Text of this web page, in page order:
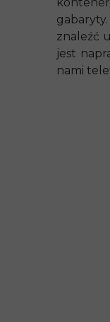
znaleźć
jest
nami